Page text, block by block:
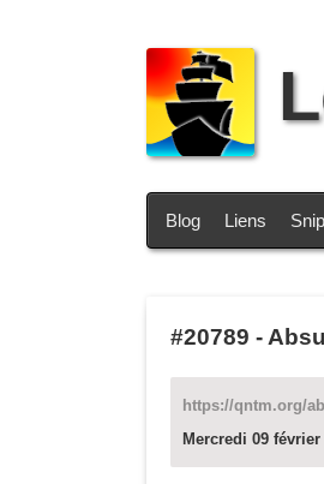
Blog Liens
#20789 -
https://qntm.org/
Mercredi 09 février